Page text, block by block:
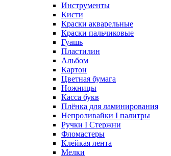
Инструменты
Кисти
Краски акварельные
Краски пальчиковые
Гуашь
Пластилин
Альбом
Картон
Цветная бумага
Ножницы
Касса букв
Плёнка для ламинирования
Непроливайки I палитры
Ручки I Стержни
Фломастеры
Клейкая лента
Мелки